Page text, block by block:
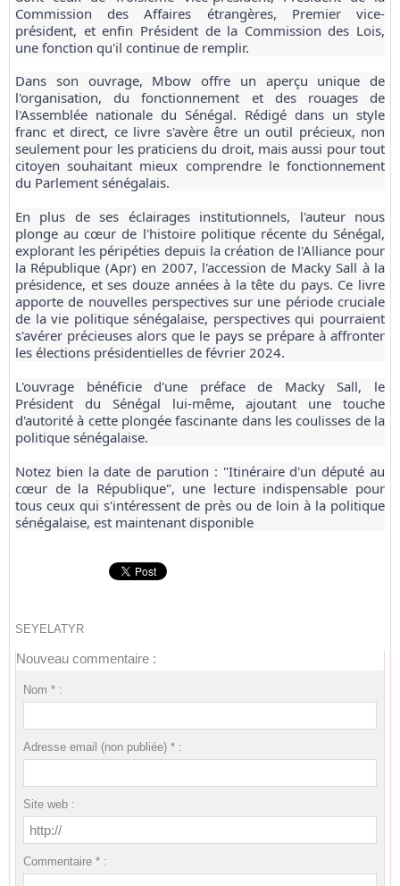
Commission des Affaires étrangères, Premier vice-
président, et enfin Président de la Commission des Lois,
une fonction qu'il continue de remplir.
Dans son ouvrage, Mbow offre un aperçu unique de
l'organisation, du fonctionnement et des rouages de
l'Assemblée nationale du Sénégal. Rédigé dans un style
franc et direct, ce livre s'avère être un outil précieux, non
seulement pour les praticiens du droit, mais aussi pour tout
citoyen souhaitant mieux comprendre le fonctionnement
du Parlement sénégalais.
En plus de ses éclairages institutionnels, l'auteur nous
plonge au cœur de l'histoire politique récente du Sénégal,
explorant les péripéties depuis la création de l'Alliance pour
la République (Apr) en 2007, l'accession de Macky Sall à la
présidence, et ses douze années à la tête du pays. Ce livre
apporte de nouvelles perspectives sur une période cruciale
de la vie politique sénégalaise, perspectives qui pourraient
s'avérer précieuses alors que le pays se prépare à affronter
les élections présidentielles de février 2024.
L'ouvrage bénéficie d'une préface de Macky Sall, le
Président du Sénégal lui-même, ajoutant une touche
d'autorité à cette plongée fascinante dans les coulisses de la
politique sénégalaise.
Notez bien la date de parution : "Itinéraire d'un député au
cœur de la République", une lecture indispensable pour
tous ceux qui s'intéressent de près ou de loin à la politique
sénégalaise, est maintenant disponible
SEYELATYR
Nouveau commentaire :
Nom * :
Adresse email (non publiée) * :
Site web :
Commentaire * :